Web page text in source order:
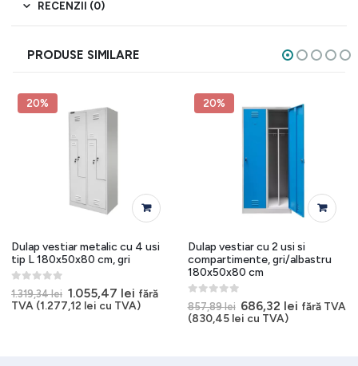
RECENZII (0)
PRODUSE SIMILARE
20%
Dulap vestiar metalic cu 4 usi
tip L 180x50x80 cm, gri
0 out of 5
1.319,34lei Prețul
inițial
a
1.055,47 leiPrețul
curent
1.055,47 lei.
fără
TVA (1.277,12 lei cu TVA)
20%
Dulap vestiar cu 2 usi si
compartimente, gri/albastru
180x50x80 cm
0out of 5
857,89lei Prețul
inițial
686,32 lei Prețul
fără TVA
(830,45 lei cu TVA)